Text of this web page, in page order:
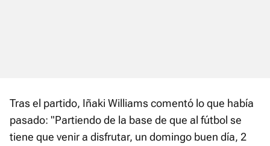
Tras el partido, Iñaki Williams comentó lo que había
pasado: "Partiendo de la base de que al fútbol se
tiene que venir a disfrutar, un domingo buen día, 2